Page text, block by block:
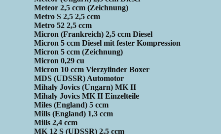
Meteor 2,5 ccm (Zeichnung)
Metro S 2,5 2,5 ccm
Metro 52 2,5 ccm
Micron (Frankreich) 2,5 ccm Diesel
Micron 5 ccm Diesel mit fester Kompression
Micron 5 ccm (Zeichnung)
Micron 0,29 cu
Micron 10 ccm Vierzylinder Boxer
MDS (UDSSR) Automotor
Mihaly Jovics (Ungarn) MK II
Mihaly Jovics MK II Einzelteile
Miles (England) 5 ccm
Mills (England) 1,3 ccm
Mills 2,4 ccm
MK 12 S (UDSSR) 2,5 ccm